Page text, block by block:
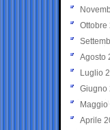
Ottobre
Agosto
Luglio
Giugno
Maggio
Aprile